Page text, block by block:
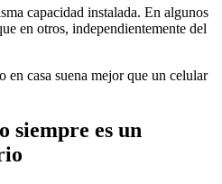
capacidad instalada. En algunos
en otros, independientemente del
en casa suena mejor que un celular
siempre es un